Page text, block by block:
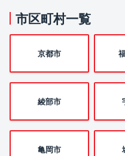
市区町村一覧
京都市
綾部市
亀岡市